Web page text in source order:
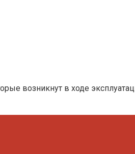
возникнут в ходе